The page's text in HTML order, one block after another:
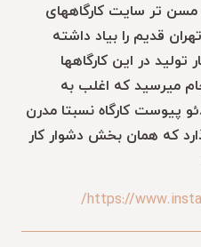
مسن تر سایت کارگاههای
قدیم را بیاد داشته
در این کارگاهها
میرسید که اغلب به
پیوست کارگاه نسبتا مدرن
که همان بخش دشوار کار
https://